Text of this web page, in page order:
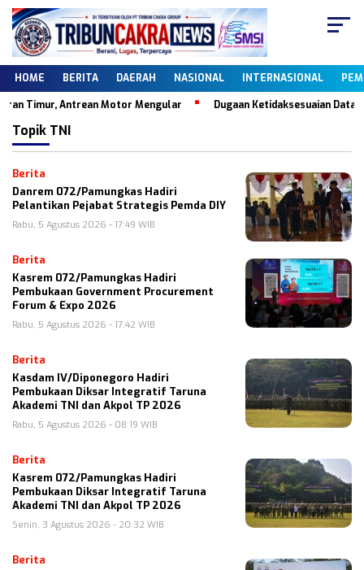
HOME BERITA DAERAH NASIONAL INTERNASIONAL
Timur, Antrean Motor Mengular Dugaan Ketidaksesuaian Data
Topik TNI
Berita
Danrem 072/Pamungkas Hadiri
Pelantikan Pejabat Strategis Pemda DIY
Rabu, 5 Agustus 2026 - 17:49 WIB
Berita
Kasrem 072/Pamungkas Hadiri
Pembukaan Government Procurement
Forum & Expo 2026
Rabu, 5 Agustus 2026 - 17:42 WIB
Berita
Kasdam IV/Diponegoro Hadiri
Pembukaan Diksar Integratif Taruna
Akademi TNI dan Akpol TP 2026
Rabu, 5 Agustus 2026 - 08:19 WIB
Berita
Kasrem 072/Pamungkas Hadiri
Pembukaan Diksar Integratif Taruna
Akademi TNI dan Akpol TP 2026
Senin, 3 Agustus 2026 - 20:32 WIB
Berita